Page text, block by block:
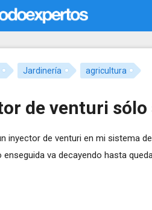
Jardinería agricultura
de venturi
inyector de venturi en mi sistema
enseguida va decayendo hasta